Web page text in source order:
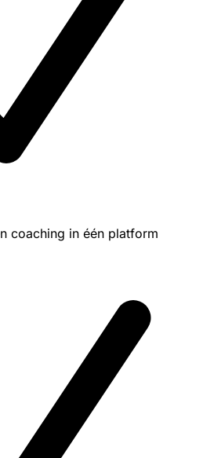
coaching in één platform